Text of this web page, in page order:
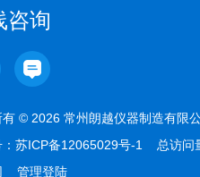
咨询
有 © 2026 常州朗越仪器制造有限
苏ICP备12065029号-1 总访问
管理登陆